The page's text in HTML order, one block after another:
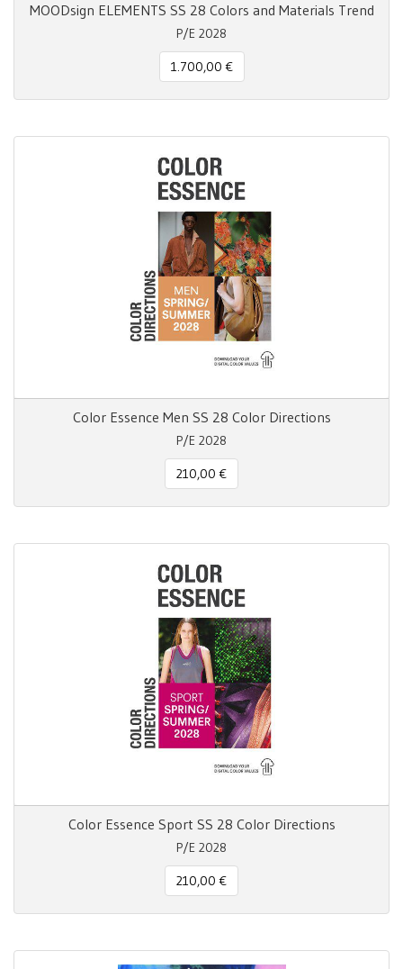
MOODsign ELEMENTS SS 28 Colors and Materials Trend
P/E 2028
1.700,00 €
Color Essence Men SS 28 Color Directions
P/E 2028
210,00 €
Color Essence Sport SS 28 Color Directions
P/E 2028
210,00 €